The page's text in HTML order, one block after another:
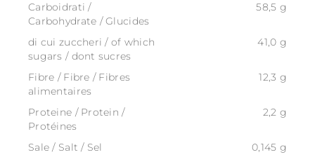
Carboidrati /
Carbohydrate / Glucides
58,5 g
di cui zuccheri / of which
sugars / dont sucres
41,0 g
Fibre / Fibre / Fibres
alimentaires
12,3 g
Proteine / Protein /
Protéines
2,2 g
Sale / Salt / Sel 0,145 g